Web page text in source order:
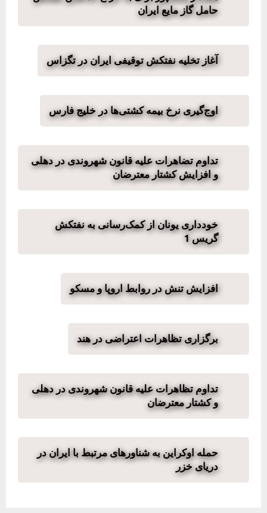
حامل گاز مایع ایران
آغاز تخلیه نفتکش توقیفی ایران در تگزاس
اوج‌گیری نرخ بیمه کشتی‌ها در خلیج فارس
تداوم تضاهرات علیه قانون شهروندی در دهلی
و افزایش کشتار معترضان
خودداری یونان از کمک‌رسانی به نفتکش
گریس 1
افزایش تنش‌ در روابط اروپا و مسکو
برگزاری تظاهرات اعتراضی در هند
تداوم تظاهرات علیه قانون شهروندی در دهلی
و کشتار معترضان
حمله اوکراین به شناورهای مرتبط با ایران در
دریای خزر